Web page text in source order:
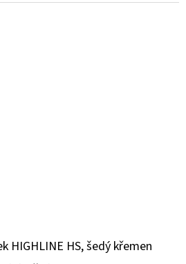
HIGHLINE HS, šedý křemen